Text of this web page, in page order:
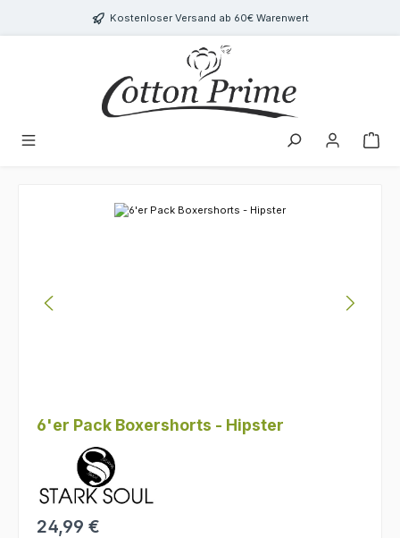
Zum Hauptinhalt springenKostenloser Versand ab 60€ Warenwert
Bildergalerie überspringen
6'er Pack Boxershorts - Hipster
Regulärer Preis:
24,99 €